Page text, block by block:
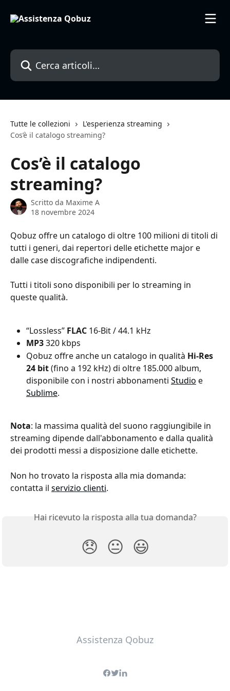
Cerca articoli…
Tutte le collezioni
L'esperienza streaming
Cos’è il catalogo streaming?
Cos’è il catalogo
streaming?
Scritto da Maxime A
18 novembre 2024
Qobuz offre un catalogo di oltre 100 milioni di titoli di
tutti i generi, dai repertori delle etichette major e
dalle case discografiche indipendenti.
Tutti i titoli sono disponibili per lo streaming in
queste qualità.
“Lossless” FLAC 16-Bit / 44.1 kHz
MP3 320 kbps
Qobuz offre anche un catalogo in qualità Hi-Res
24 bit (fino a 192 kHz) di oltre 185.000 album,
disponibile con i nostri abbonamenti Studio e
Sublime.
Nota: la massima qualità del suono raggiungibile in
streaming dipende dall'abbonamento e dalla qualità
dei prodotti messi a disposizione dalle etichette.
Non ho trovato la risposta alla mia domanda:
contatta il servizio clienti.
Hai ricevuto la risposta alla tua domanda?
😞 😐 😃
Assistenza Qobuz